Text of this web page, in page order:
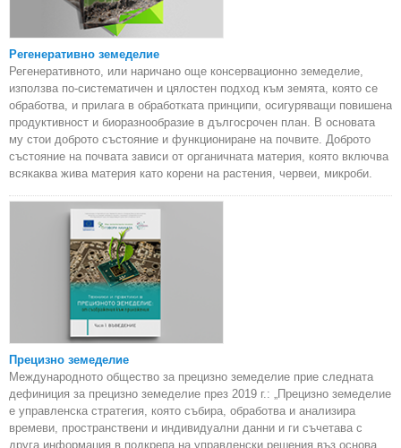
Регенеративно земеделие
Регенеративното, или наричано още консервационно земеделие,
използва по-систематичен и цялостен подход към земята, която се
обработва, и прилага в обработката принципи, осигуряващи повишена
продуктивност и биоразнообразие в дългосрочен план. В основата
му стои доброто състояние и функциониране на почвите. Доброто
състояние на почвата зависи от органичната материя, която включва
всякаква жива материя като корени на растения, червеи, микроби.
Прецизно земеделие
Международното общество за прецизно земеделие прие следната
дефиниция за прецизно земеделие през 2019 г.: „Прецизно земеделие
е управленска стратегия, която събира, обработва и анализира
времеви, пространствени и индивидуални данни и ги съчетава с
друга информация в подкрепа на управленски решения въз основа